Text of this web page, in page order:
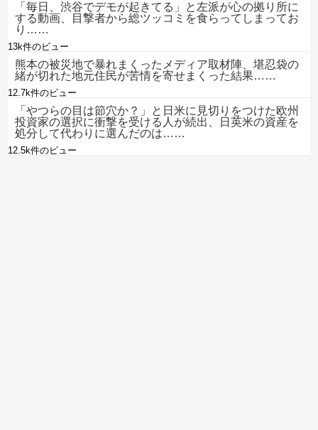
「毎日、渋谷でデモが起きてる」と左派が心の拠り所に
する動画、目撃者から総ツッコミを食らってしまってお
り……
13k件のビュー
熊本の被災地で暴れまくったメディア取材陣、堪忍袋の
緒が切れた地元住民が苦情を寄せまくった結果……
12.7k件のビュー
「やつらの目は節穴か？」と日米に見切りをつけた欧州
投資家の選択に衝撃を受ける人が続出、日英米の資産を
処分して代わりに選んだのは……
12.5k件のビュー